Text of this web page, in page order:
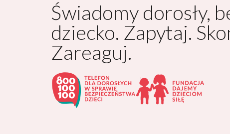
Świadomy dorosły,
dziecko. Zapytaj.
Zareaguj.